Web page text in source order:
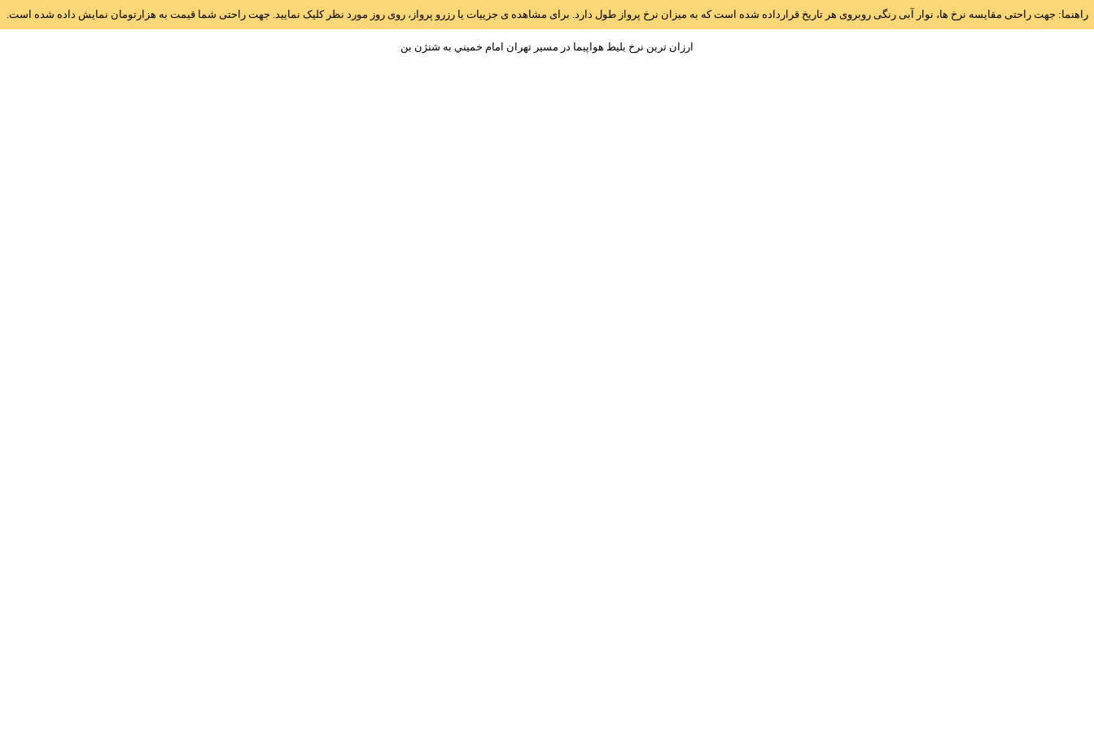
راهنما: جهت راحتی مقایسه نرخ ها، نوار آبی رنگی روبروی هر تاریخ قرارداده شده است که به میزان نرخ پرواز طول دارد. برای مشاهده ی جزییات یا رزرو پرواز، روی روز مورد نظر کلیک نمایید. جهت راحتی شما قیمت به هزارتومان نمایش داده شده است.
ارزان ترین نرخ بلیط هواپیما در مسیر تهران امام خميني به شنژن بن